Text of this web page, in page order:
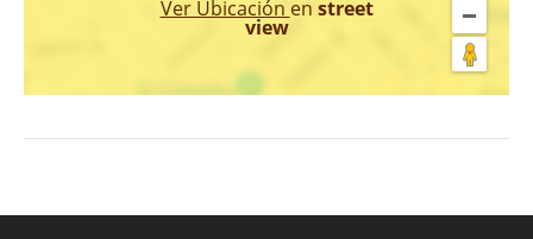
Ver Ubicación en street
view